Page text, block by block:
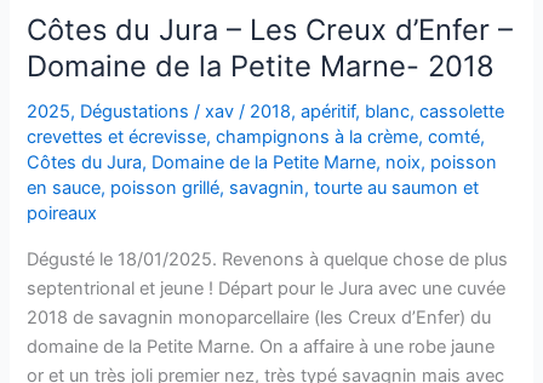
Côtes du Jura – Les Creux d’Enfer –
Domaine de la Petite Marne- 2018
2025, Dégustations /xav/ 2018,apéritif, blanc,cassolette
crevettes et écrevisse,champignons à la crème,comté,
Côtes du Jura, Domaine de la Petite Marne, noix, poisson
en sauce, poisson grillé, savagnin,tourte au saumon et
poireaux
Dégusté le 18/01/2025. Revenons à quelque chose de plus
septentrional et jeune ! Départ pour le Jura avec une cuvée
2018 de savagnin monoparcellaire (les Creux d’Enfer) du
domaine de la Petite Marne. On a affaire à une robe jaune
or et un très joli premier nez, très typé savagnin mais avec